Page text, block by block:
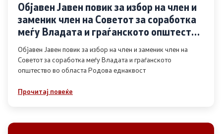
Отворени денови за иницијативи на граѓанските
организации
Финансиска поддршка
Објавен Јавен повик за избор на член и
заменик член на Советот за соработка
меѓу Владата и граѓанското општество
во областа Родова еднаквост
Објавен Јавен повик за избор на член и заменик член на
Советот за соработка меѓу Владата и граѓанското
општество во областа Родова еднаквост
Прочитај повеќе